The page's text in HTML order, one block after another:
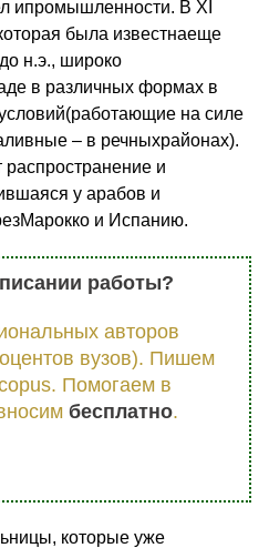
ипромышленности. В XI
была известнаеще
н.э., широко
в различных формах в
на силе
– в речныхрайонах).
распространение и
у арабов и
и Испанию.
работы?
авторов
вузов). Пишем
Помогаем в
бесплатно.
которые уже